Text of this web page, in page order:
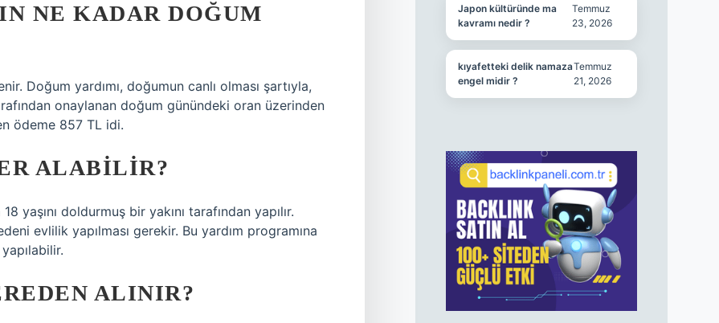
NE KADAR DOĞUM
Doğum yardımı, doğumun canlı olması şartıyla,
onaylanan doğum günündeki oran üzerinden
ödeme 857 TL idi.
ALABILIR?
yaşını doldurmuş bir yakını tarafından yapılır.
evlilik yapılması gerekir. Bu yardım programına
ALINIR?
Japon kültüründe ma
kavramı nedir ?
Temmuz
23, 2026
kıyafetteki delik namaza
engel midir ?
Temmuz
21, 2026